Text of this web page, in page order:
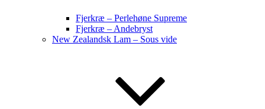
Fjerkræ – Perlehøne Supreme
Fjerkræ – Andebryst
New Zealandsk Lam – Sous vide